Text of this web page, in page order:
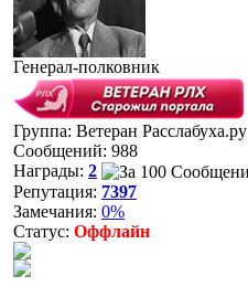
Генерал-полковник
Группа: Ветеран Расслабуха.ру
Сообщений: 988
Награды: 2
Репутация: 7397
Замечания: 0%
Статус: Оффлайн